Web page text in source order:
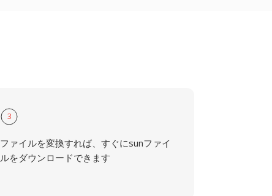
3
ファイルを変換すれば、すぐにsunファイ
ルをダウンロードできます